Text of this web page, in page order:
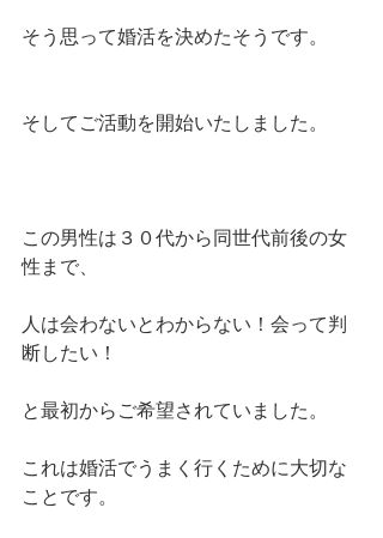
そう思って婚活を決めたそうです。
そしてご活動を開始いたしました。
この男性は３０代から同世代前後の女
性まで、
人は会わないとわからない！会って判
断したい！
と最初からご希望されていました。
これは婚活でうまく行くために大切な
ことです。